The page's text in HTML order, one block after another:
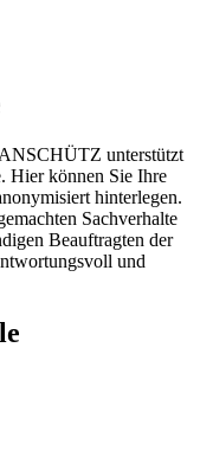
unterstützt
Hier können Sie Ihre
hinterlegen.
Sachverhalte
Beauftragten der
und